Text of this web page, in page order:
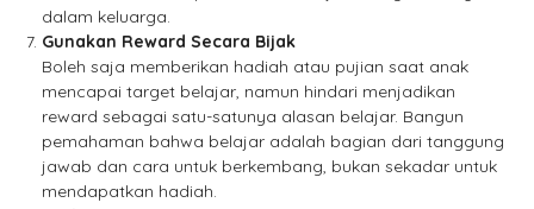
dalam keluarga.
Gunakan Reward Secara Bijak
Boleh saja memberikan hadiah atau pujian saat anak
mencapai target belajar, namun hindari menjadikan
reward sebagai satu-satunya alasan belajar. Bangun
pemahaman bahwa belajar adalah bagian dari tanggung
jawab dan cara untuk berkembang, bukan sekadar untuk
mendapatkan hadiah.